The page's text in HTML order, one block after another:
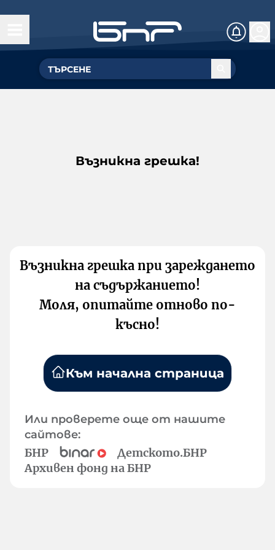
Възникна грешка!
Възникна грешка при зареждането
на съдържанието!
Моля, опитайте отново по-
късно!
Към начална страница
Или проверете още от нашите
сайтове:
БНР
Детското.БНР
Архивен фонд на БНР